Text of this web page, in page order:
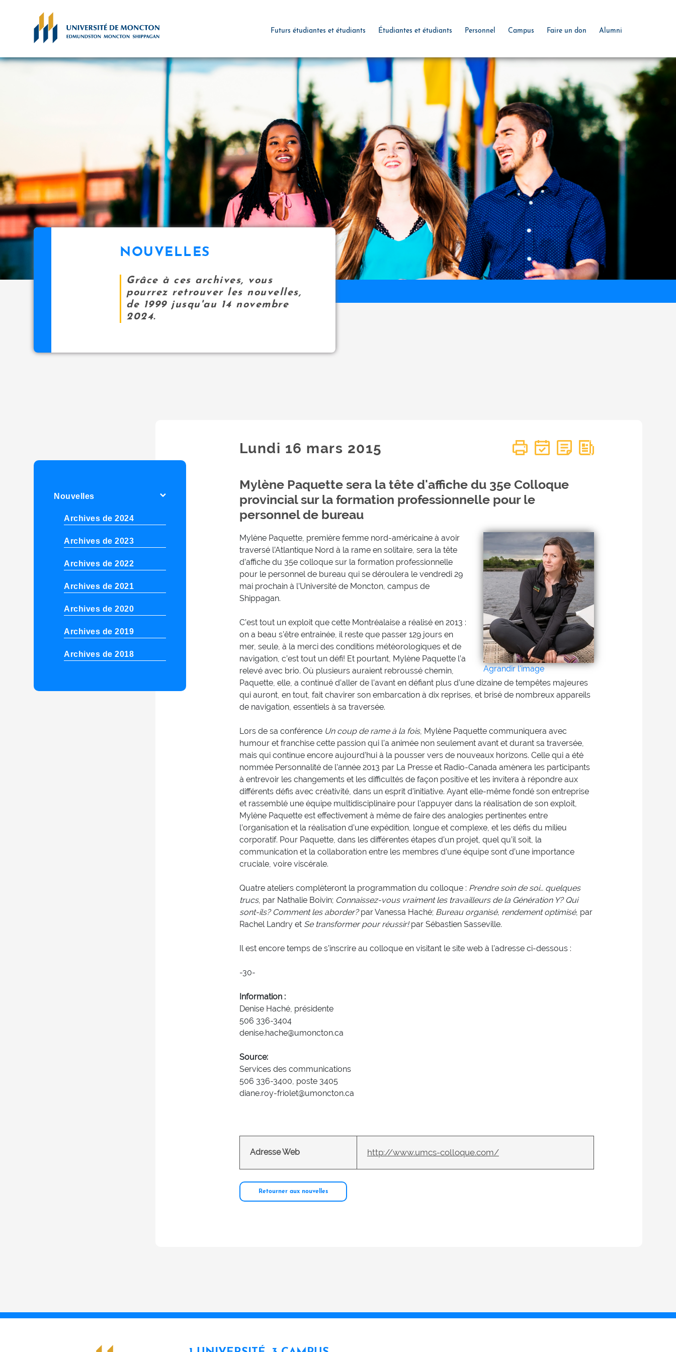
Futurs étudiantes et étudiants Étudiantes et étudiants Personnel Campus Faire un don Alumni
NOUVELLES
Grâce à ces archives, vous
pourrez retrouver les nouvelles,
de 1999 jusqu'au 14 novembre
2024.
Nouvelles
Archives de 2024
Archives de 2023
Archives de 2022
Archives de 2021
Archives de 2020
Archives de 2019
Archives de 2018
Lundi 16 mars 2015
Mylène Paquette sera la tête d'affiche du 35e Colloque
provincial sur la formation professionnelle pour le
personnel de bureau
Agrandir l'image
Mylène Paquette, première femme nord-américaine à avoir
traversé l’Atlantique Nord à la rame en solitaire, sera la tête
d’affiche du 35e colloque sur la formation professionnelle
pour le personnel de bureau qui se déroulera le vendredi 29
mai prochain à l’Université de Moncton, campus de
Shippagan.
C’est tout un exploit que cette Montréalaise a réalisé en 2013 :
on a beau s’être entrainée, il reste que passer 129 jours en
mer, seule, à la merci des conditions météorologiques et de
navigation, c’est tout un défi! Et pourtant, Mylène Paquette l’a
relevé avec brio. Où plusieurs auraient rebroussé chemin,
Paquette, elle, a continué d’aller de l’avant en défiant plus d’une dizaine de tempêtes majeures
qui auront, en tout, fait chavirer son embarcation à dix reprises, et brisé de nombreux appareils
de navigation, essentiels à sa traversée.
Lors de sa conférence Un coup de rame à la fois, Mylène Paquette communiquera avec
humour et franchise cette passion qui l’a animée non seulement avant et durant sa traversée,
mais qui continue encore aujourd’hui à la pousser vers de nouveaux horizons. Celle qui a été
nommée Personnalité de l’année 2013 par La Presse et Radio-Canada amènera les participants
à entrevoir les changements et les difficultés de façon positive et les invitera à répondre aux
différents défis avec créativité, dans un esprit d’initiative. Ayant elle-même fondé son entreprise
et rassemblé une équipe multidisciplinaire pour l’appuyer dans la réalisation de son exploit,
Mylène Paquette est effectivement à même de faire des analogies pertinentes entre
l’organisation et la réalisation d’une expédition, longue et complexe, et les défis du milieu
corporatif. Pour Paquette, dans les différentes étapes d’un projet, quel qu’il soit, la
communication et la collaboration entre les membres d’une équipe sont d’une importance
cruciale, voire viscérale.
Quatre ateliers complèteront la programmation du colloque : Prendre soin de soi… quelques
trucs, par Nathalie Boivin; Connaissez-vous vraiment les travailleurs de la Génération Y? Qui
sont-ils? Comment les aborder?par Vanessa Haché; Bureau organisé, rendement optimisé, par
Rachel Landry et Se transformer pour réussir!par Sébastien Sasseville.
Il est encore temps de s’inscrire au colloque en visitant le site web à l’adresse ci-dessous :
-30-
Information :
Denise Haché, présidente
506 336-3404
denise.hache@umoncton.ca
Source:
Services des communications
506 336-3400, poste 3405
diane.roy-friolet@umoncton.ca
Adresse Web http://www.umcs-colloque.com/
Retourner aux nouvelles